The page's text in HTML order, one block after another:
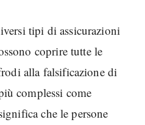
tipi di assicurazioni
coprire tutte le
alla falsificazione di
complessi come
che le persone